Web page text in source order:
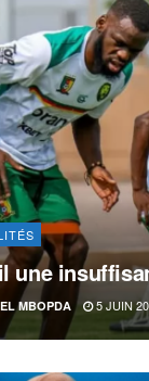
une
MBOPDA 5 JUIN